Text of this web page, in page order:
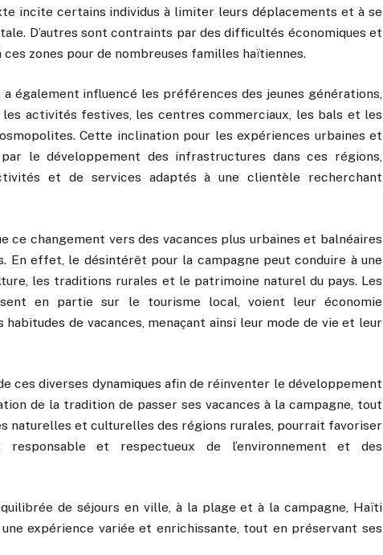
incite certains individus à limiter leurs déplacements et à se
D’autres sont contraints par des difficultés économiques et
ces zones pour de nombreuses familles haïtiennes.
a également influencé les préférences des jeunes générations,
activités festives, les centres commerciaux, les bals et les
Cette inclination pour les expériences urbaines et
le développement des infrastructures dans ces régions,
et de services adaptés à une clientèle recherchant
ce changement vers des vacances plus urbaines et balnéaires
En effet, le désintérêt pour la campagne peut conduire à une
les traditions rurales et le patrimoine naturel du pays. Les
en partie sur le tourisme local, voient leur économie
de vacances, menaçant ainsi leur mode de vie et leur
ces diverses dynamiques afin de réinventer le développement
de la tradition de passer ses vacances à la campagne, tout
naturelles et culturelles des régions rurales, pourrait favoriser
responsable et respectueux de l’environnement et des
de séjours en ville, à la plage et à la campagne, Haïti
expérience variée et enrichissante, tout en préservant ses